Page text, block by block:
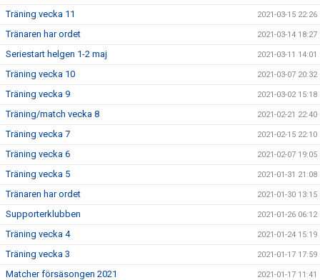
Träning vecka 11 2021-03-15 22:26
Tränaren har ordet 2021-03-14 18:27
Seriestart helgen 1-2 maj 2021-03-11 14:01
Träning vecka 10 2021-03-07 20:32
Träning vecka 9 2021-03-02 15:18
Träning/match vecka 8 2021-02-21 22:40
Träning vecka 7 2021-02-15 22:10
Träning vecka 6 2021-02-07 19:05
Träning vecka 5 2021-01-31 21:08
Tränaren har ordet 2021-01-30 13:15
Supporterklubben 2021-01-26 06:12
Träning vecka 4 2021-01-24 15:19
Träning vecka 3 2021-01-17 17:59
Matcher försäsongen 2021 2021-01-17 11:41